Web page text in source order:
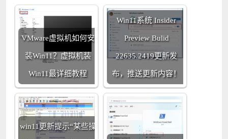
VMware虚拟机如何安
装Win11？虚拟机装
Win11最详细教程
Win11系统 Insider
Preview Bulid
22635.2419更新发
布，推送更新内容！
win11更新提示“某些操